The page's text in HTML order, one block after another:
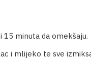
minuta da omekšaju.
i mlijeko te sve